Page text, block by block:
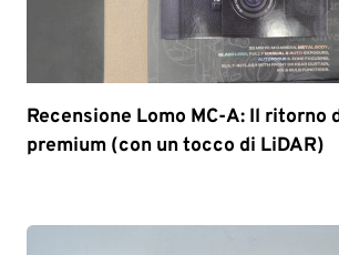
Recensione Lomo MC-A: Il ritorno
premium (con un tocco di LiDAR)